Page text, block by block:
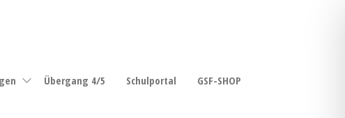
Übergang 4/5 Schulportal GSF-SHOP